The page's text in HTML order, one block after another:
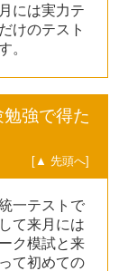
には実力テ
けのテスト
。
強で得た
[▲ 先頭へ]
一テストで
て来月には
ク模試と来
て初めての